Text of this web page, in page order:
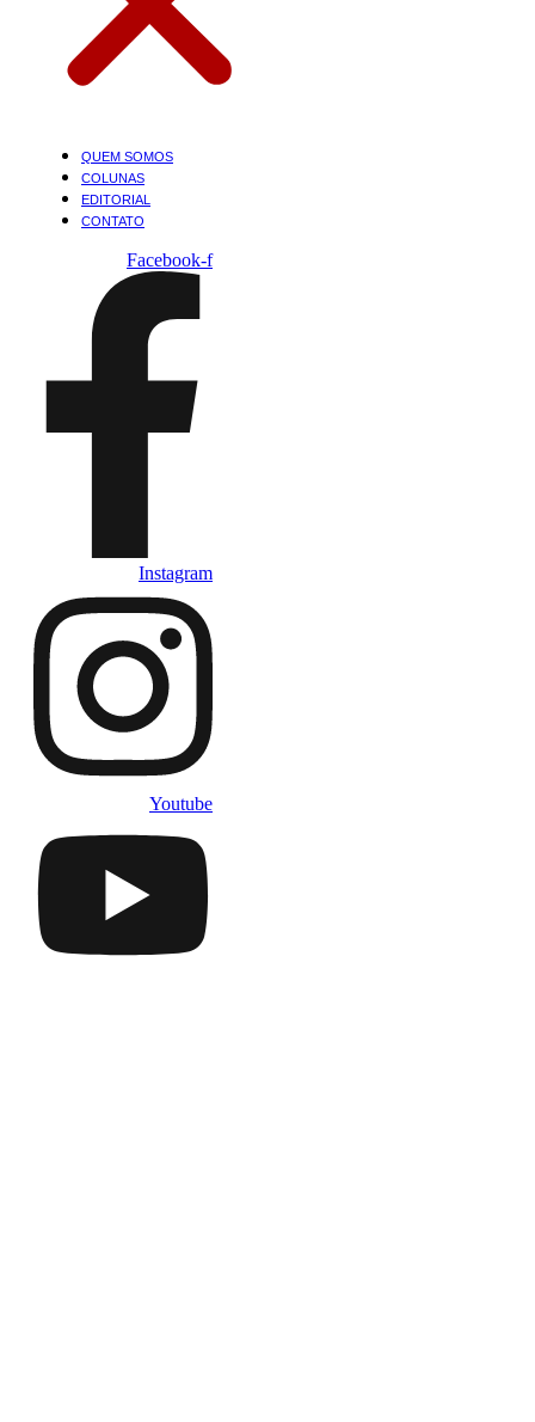
QUEM SOMOS
COLUNAS
EDITORIAL
CONTATO
Facebook-f
Instagram
Youtube